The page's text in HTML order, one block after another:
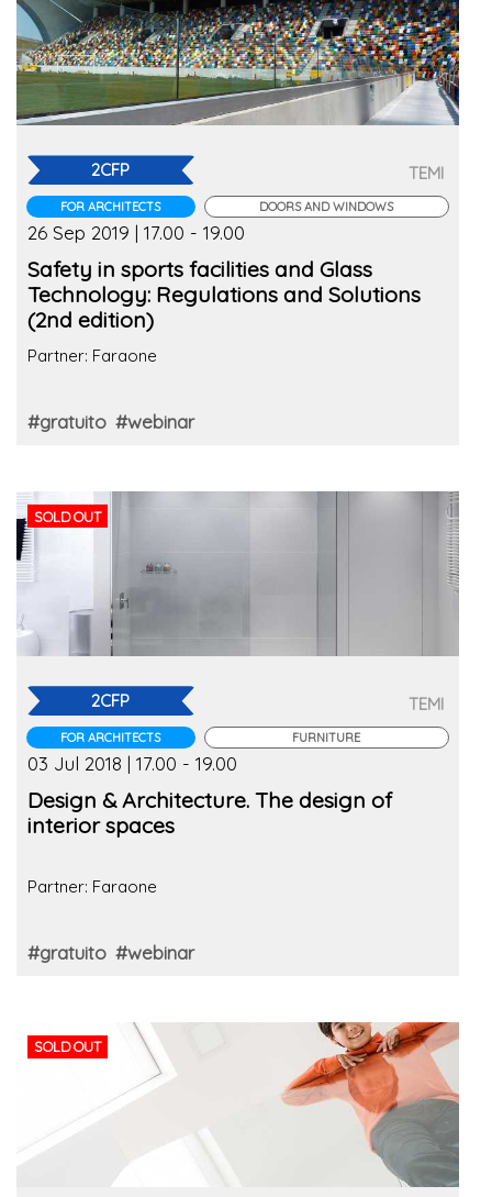
2CFP
FOR ARCHITECTS
TEMI
DOORS AND WINDOWS
26 Sep 2019 | 17.00 - 19.00
Safety in sports facilities and Glass
Technology: Regulations and Solutions
(2nd edition)
Partner: Faraone
#gratuito #webinar
SOLD OUT
2CFP
FOR ARCHITECTS
TEMI
FURNITURE
03 Jul 2018 | 17.00 - 19.00
Design & Architecture. The design of
interior spaces
Partner: Faraone
#gratuito #webinar
SOLD OUT